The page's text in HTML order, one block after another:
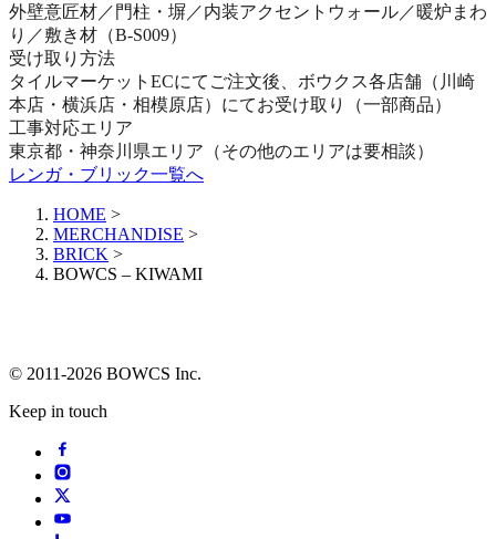
外壁意匠材／門柱・塀／内装アクセントウォール／暖炉まわ
り／敷き材（B-S009）
受け取り方法
タイルマーケットECにてご注文後、ボウクス各店舗（川崎
本店・横浜店・相模原店）にてお受け取り（一部商品）
工事対応エリア
東京都・神奈川県エリア（その他のエリアは要相談）
レンガ・ブリック一覧へ
HOME >
MERCHANDISE >
BRICK >
BOWCS – KIWAMI
© 2011-2026 BOWCS Inc.
Keep in touch